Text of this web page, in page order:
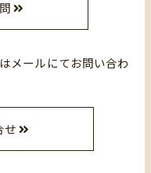
メールにてお問い合わ
せ